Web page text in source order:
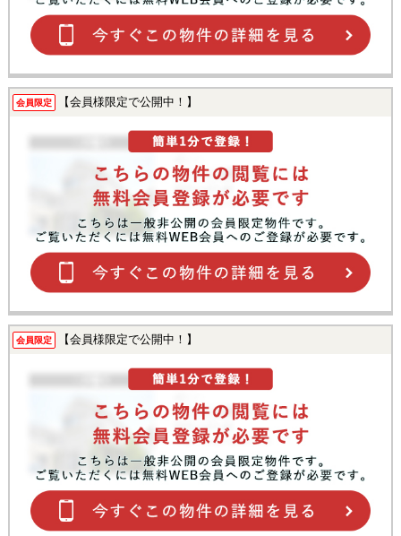
会員限定 【会員様限定で公開中！】
会員限定 【会員様限定で公開中！】